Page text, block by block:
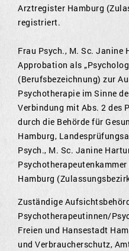
Arztregister Hamburg
registriert.
Frau Psych., M. Sc. Janine
Approbation als
(Berufsbezeichnung) zur
Psychotherapie im Sinne
Verbindung mit Abs. 2 des
durch die Behörde für
Hamburg,
Psych., M. Sc. Janine
Hamburg
Zuständige
Psychotherapeutinnen/
Freien und Hansestadt
und Verbraucherschutz,